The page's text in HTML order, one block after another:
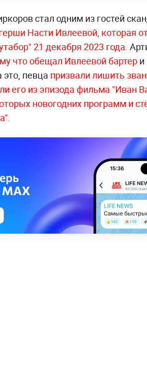
стал одним из гостей
Насти Ивлеевой, которая
21 декабря 2023 года.
что обещал Ивлеевой бартер
певца призвали лишить
его из эпизода фильма "Иван
новогодних программ и